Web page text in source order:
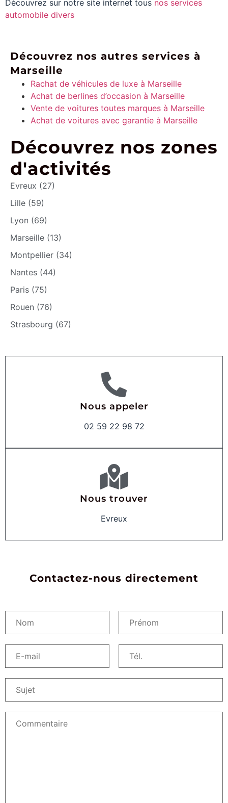
Découvrez sur notre site internet tous nos services
automobile divers
Découvrez nos autres services à
Marseille
Rachat de véhicules de luxe à Marseille
Achat de berlines d’occasion à Marseille
Vente de voitures toutes marques à Marseille
Achat de voitures avec garantie à Marseille
Découvrez nos zones
d'activités
Evreux (27)
Lille (59)
Lyon (69)
Marseille (13)
Montpellier (34)
Nantes (44)
Paris (75)
Rouen (76)
Strasbourg (67)
Nous appeler
02 59 22 98 72
Nous trouver
Evreux
Contactez-nous directement